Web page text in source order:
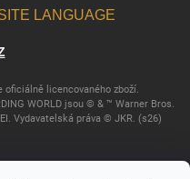
LANGUAGE
oficiálně licencovaného zboží.
WORLD jsou © & ™ Warner Bros.
Vydavatelská práva © JKR. (s26)